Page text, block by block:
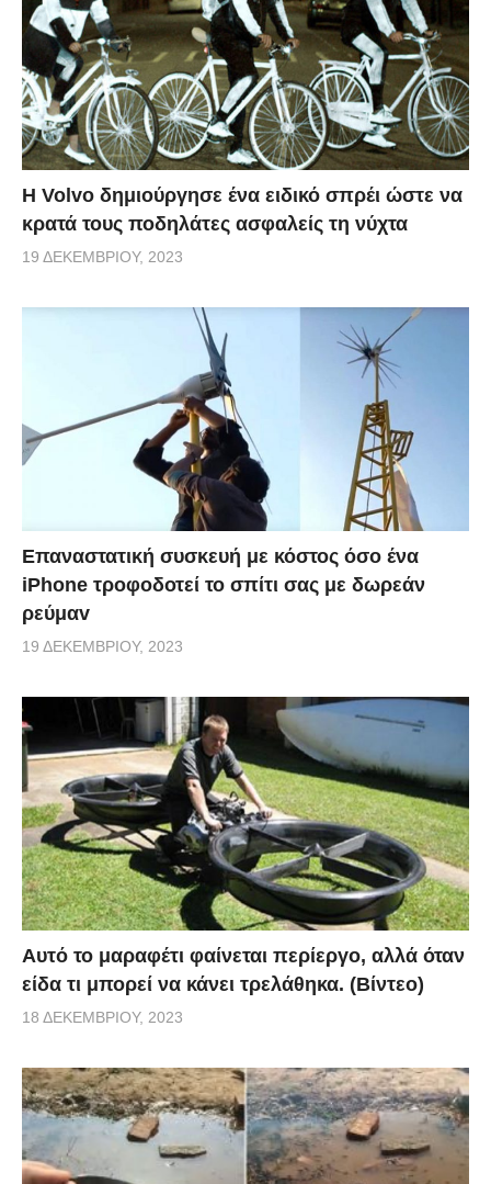
Η Volvo δημιούργησε ένα ειδικό σπρέι ώστε να
κρατά τους ποδηλάτες ασφαλείς τη νύχτα
19 ΔΕΚΕΜΒΡΊΟΥ, 2023
Επαναστατική συσκευή με κόστος όσο ένα
iPhone τροφοδοτεί το σπίτι σας με δωρεάν
ρεύμαv
19 ΔΕΚΕΜΒΡΊΟΥ, 2023
Αυτό το μαραφέτι φαίνεται περίεργο, αλλά όταν
είδα τι μπορεί να κάνει τρελάθηκα. (Βίντεο)
18 ΔΕΚΕΜΒΡΊΟΥ, 2023